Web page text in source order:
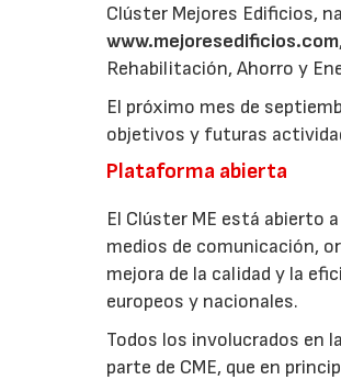
Clúster Mejores Edificios,
www.mejoresedificios.com
Rehabilitación, Ahorro y
El próximo mes de
objetivos y futuras
Plataforma abierta
El Clúster ME está abierto
medios de comunicación,
mejora de la calidad y la
europeos y nacionales.
Todos los involucrados en
parte de CME, que en